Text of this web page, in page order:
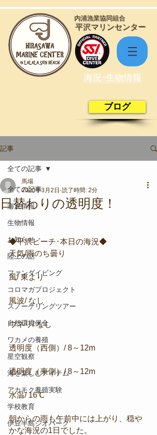
​平沢マリンセンター
​内浦漁業協同組合
海況･生物情報
ブログ
記事
全ての記事
海況情報
生物情報
お知らせ
陸上の話
ファンダイビング
コロマガプロジェクト
スノーケリングツアー
自然環境保全
ワカメの養殖
星空観察
海を楽しむアイテム
アカモク養殖実験
学校教育
伊豆半島ジオパーク
全ての記事
日替わりの透明度！
馬場
2020年3月2日 読了時間: 2分
◆平沢ビーチ･本日の海況◆
天気/雨のち曇り
風/ 東より
風波/ なし
ウネリ/ なし
透明度（西側）/ 8～12m
透明度（東側）/ 8～12m
水温/ 16℃
朝からの雨も午前中には上がり、穏や
かな海況の1日でした。